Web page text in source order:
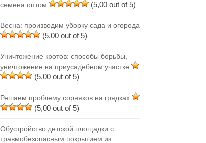
семена оптом
(5,00 out of 5)
Весна: производим уборку сада и огорода
(5,00 out of 5)
Уничтожение кротов: способы борьбы,
уничтожение на приусадебном участке
(5,00 out of 5)
Решаем проблему сорняков на грядках
(5,00 out of 5)
Обустройство детской площадки с
травмобезопасным покрытием из